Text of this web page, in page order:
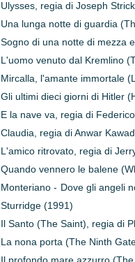
Ulysses, regia di Joseph
Una lunga notte di guardia
Sogno di una notte di mezza
L'uomo venuto dal Kremlino
Mircalla, l'amante immortale
Gli ultimi dieci giorni di Hitler
E la nave va, regia di
Claudia, regia di Anwar
L'amico ritrovato, regia di
Quando vennero le balene
Monteriano - Dove gli angeli
Sturridge (1991)
Il Santo (The Saint), regia di
La nona porta (The Ninth